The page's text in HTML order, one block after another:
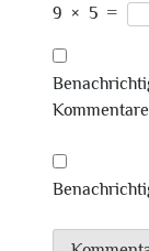
9 × 5 =